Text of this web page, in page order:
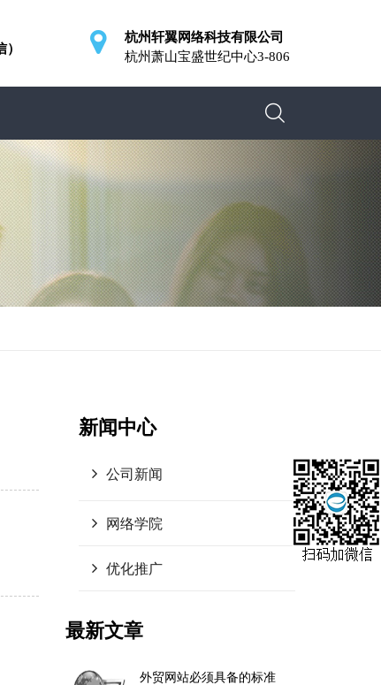
杭州轩翼网络科技有限公司
杭州萧山宝盛世纪中心3-806
新闻中心
公司新闻
网络学院
优化推广
最新文章
外贸网站必须具备的标准